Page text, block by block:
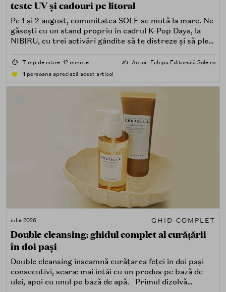
teste UV și cadouri pe litoral
Pe 1 și 2 august, comunitatea SOLE se mută la mare. Ne
găsești cu un stand propriu în cadrul K-Pop Days, la
NIBIRU, cu trei activări gândite să te distreze și să pleci
⏱️ Timp de citire: 12 minute ✍️ Autor: Echipa Editorială Sole.ro
1 persoana apreciază acest articol
iulie 2026 GHID COMPLET
Double cleansing: ghidul complet al curățării
în doi pași
Double cleansing înseamnă curățarea feței în doi pași
consecutivi, seara: mai întâi cu un produs pe bază de
ulei, apoi cu unul pe bază de apă. Primul dizolvă